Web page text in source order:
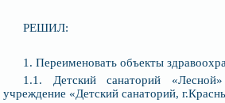
РЕШИЛ:
1. Переименовать объекты
1.1. Детский санаторий
учреждение «Детский санаторий,